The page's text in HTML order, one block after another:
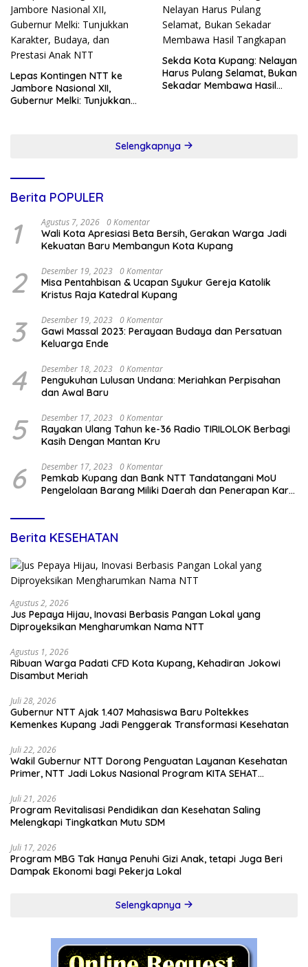
Lepas Kontingen NTT ke
Jambore Nasional XII,
Gubernur Melki: Tunjukkan
Sekda Kota Kupang: Nelayan
Harus Pulang Selamat, Bukan
Sekadar Membawa Hasil
Selengkapnya
Berita POPULER
1 Agustus 7, 2026 0 Komentar
Wali Kota Apresiasi Beta Bersih, Gerakan Warga Jadi
Kekuatan Baru Membangun Kota Kupang
2 Desember 19, 2023 0 Komentar
Misa Pentahbisan & Ucapan Syukur Gereja Katolik
Kristus Raja Katedral Kupang
3 Desember 19, 2023 0 Komentar
Gawi Massal 2023: Perayaan Budaya dan Persatuan
Keluarga Ende
4 Desember 18, 2023 0 Komentar
Pengukuhan Lulusan Undana: Meriahkan Perpisahan
dan Awal Baru
5 Desember 17, 2023 0 Komentar
Rayakan Ulang Tahun ke-36 Radio TIRILOLOK Berbagi
Kasih Dengan Mantan Kru
6 Desember 17, 2023 0 Komentar
Pemkab Kupang dan Bank NTT Tandatangani MoU
Pengelolaan Barang Miliki Daerah dan Penerapan Kartu
Berita KESEHATAN
Agustus 2, 2026
Jus Pepaya Hijau, Inovasi Berbasis Pangan Lokal yang
Diproyeksikan Mengharumkan Nama NTT
Agustus 1, 2026
Ribuan Warga Padati CFD Kota Kupang, Kehadiran Jokowi
Disambut Meriah
Juli 28, 2026
Gubernur NTT Ajak 1.407 Mahasiswa Baru Poltekkes
Kemenkes Kupang Jadi Penggerak Transformasi Kesehatan
Juli 22, 2026
Wakil Gubernur NTT Dorong Penguatan Layanan Kesehatan
Primer, NTT Jadi Lokus Nasional Program KITA SEHAT
Juli 21, 2026
Program Revitalisasi Pendidikan dan Kesehatan Saling
Melengkapi Tingkatkan Mutu SDM
Juli 17, 2026
Program MBG Tak Hanya Penuhi Gizi Anak, tetapi Juga Beri
Dampak Ekonomi bagi Pekerja Lokal
Selengkapnya